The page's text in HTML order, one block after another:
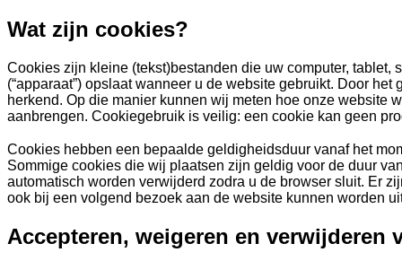
Wat zijn cookies?
Cookies zijn kleine (tekst)bestanden die uw computer, tablet,
(“apparaat”) opslaat wanneer u de website gebruikt. Door
herkend. Op die manier kunnen wij meten hoe onze website
aanbrengen. Cookiegebruik is veilig: een cookie kan geen
Cookies hebben een bepaalde geldigheidsduur vanaf het
Sommige cookies die wij plaatsen zijn geldig voor de duur
automatisch worden verwijderd zodra u de browser sluit. Er
ook bij een volgend bezoek aan de website kunnen worden
Accepteren, weigeren en verwijderen